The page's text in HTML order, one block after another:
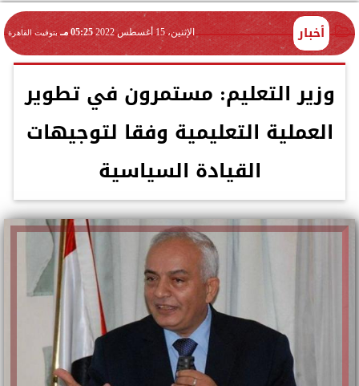
أخبار الإثنين، 15 أغسطس 2022 05:25 مـ بتوقيت القاهرة
وزير التعليم: مستمرون في تطوير
العملية التعليمية وفقا لتوجيهات
القيادة السياسية